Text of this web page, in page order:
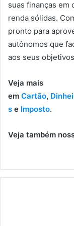
suas finanças em
renda sólidas.
pronto para
autônomos que
aos seus
Veja mais
em Cartão,
s e Imposto.
Veja também